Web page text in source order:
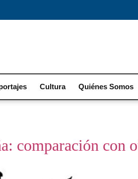
Cultura Quiénes Somos
comparación con